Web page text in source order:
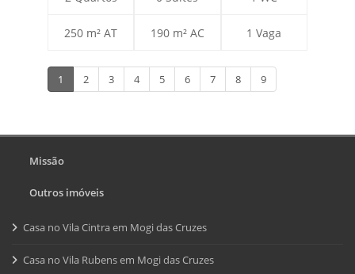
250 m² AT 190 m² AC 1 Vaga
1 2 3 4 5 6 7 8 9
Missão
Outros imóveis
Casa no Vila Cintra em Mogi das Cruzes
Casa no Vila Rubens em Mogi das Cruzes